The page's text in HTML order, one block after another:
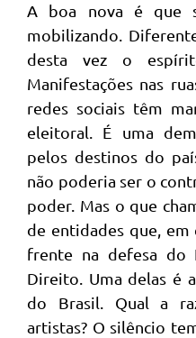
A boa nova é que
mobilizando.
desta vez o
Manifestações nas
redes sociais têm
eleitoral. É uma
pelos destinos do
não poderia ser o
poder. Mas o que
de entidades que, em
frente na defesa do
Direito. Uma delas é
do Brasil. Qual a
artistas? O silêncio